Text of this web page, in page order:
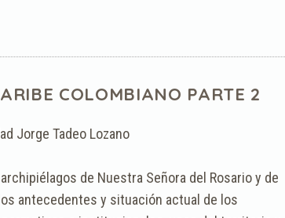
COLOMBIANO PARTE 2
Jorge Tadeo Lozano
de Nuestra Señora del Rosario y de
antecedentes y situación actual de los